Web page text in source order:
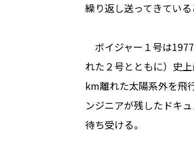
繰り返し送ってきている
ボイジャー１号は
れた２号とともに）史
km離れた太陽系外を飛
ンジニアが残したドキ
待ち受ける。